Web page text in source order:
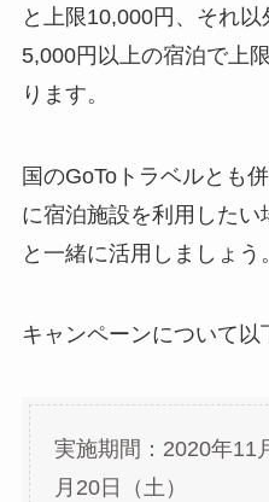
と上限10,000円、それ
5,000円以上の宿泊で上
ります。
国のGoToトラベルとも
に宿泊施設を利用した
と一緒に活用しましょう。
キャンペーンについて以
実施期間：2020年11
月20日（土）